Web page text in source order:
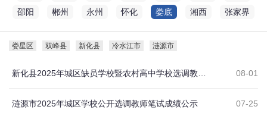
邵阳
郴州 永州 怀化 娄底 湘西 张家界
娄星区 双峰县 新化县 冷水江市 涟源市
08-01
07-25
涟源市2025年城区学校公开选调教师笔试成绩公示